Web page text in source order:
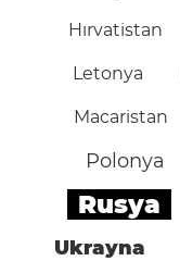
Hırvatistan
Letonya
Macaristan
Polonya
Rusya
Ukrayna